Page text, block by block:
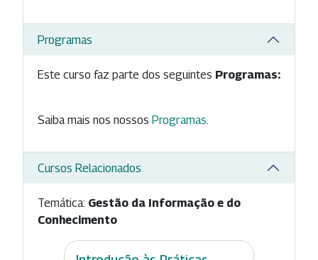
Programas
Este curso faz parte dos seguintes Programas:
Saiba mais nos nossos Programas.
Cursos Relacionados
Temática: Gestão da Informação e do
Conhecimento